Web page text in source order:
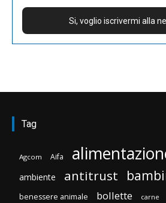
Tag
Agcom Aifa
ambiente antitrust
benessere animale bollette carne